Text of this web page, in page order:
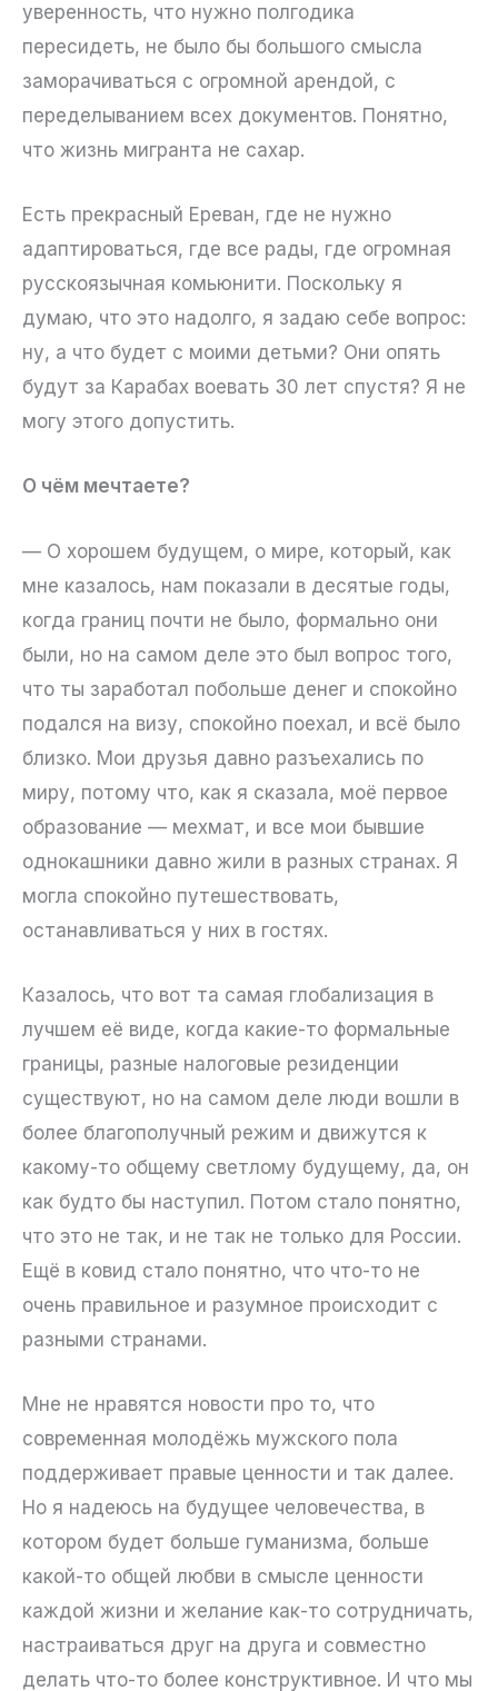
уверенность, что нужно полгодика
пересидеть, не было бы большого смысла
заморачиваться с огромной арендой, с
переделыванием всех документов. Понятно,
что жизнь мигранта не сахар.
Есть прекрасный Ереван, где не нужно
адаптироваться, где все рады, где огромная
русскоязычная комьюнити. Поскольку я
думаю, что это надолго, я задаю себе вопрос:
ну, а что будет с моими детьми? Они опять
будут за Карабах воевать 30 лет спустя? Я не
могу этого допустить.
О чём мечтаете?
— О хорошем будущем, о мире, который, как
мне казалось, нам показали в десятые годы,
когда границ почти не было, формально они
были, но на самом деле это был вопрос того,
что ты заработал побольше денег и спокойно
подался на визу, спокойно поехал, и всё было
близко. Мои друзья давно разъехались по
миру, потому что, как я сказала, моё первое
образование — мехмат, и все мои бывшие
однокашники давно жили в разных странах. Я
могла спокойно путешествовать,
останавливаться у них в гостях.
Казалось, что вот та самая глобализация в
лучшем её виде, когда какие-то формальные
границы, разные налоговые резиденции
существуют, но на самом деле люди вошли в
более благополучный режим и движутся к
какому-то общему светлому будущему, да, он
как будто бы наступил. Потом стало понятно,
что это не так, и не так не только для России.
Ещё в ковид стало понятно, что что-то не
очень правильное и разумное происходит с
разными странами.
Мне не нравятся новости про то, что
современная молодёжь мужского пола
поддерживает правые ценности и так далее.
Но я надеюсь на будущее человечества, в
котором будет больше гуманизма, больше
какой-то общей любви в смысле ценности
каждой жизни и желание как-то сотрудничать,
настраиваться друг на друга и совместно
делать что-то более конструктивное. И что мы